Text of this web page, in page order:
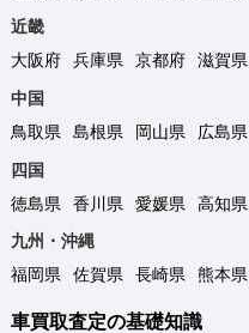
近畿
大阪府
兵庫県 京都府 滋賀県
中国
鳥取県
島根県 岡山県 広島県
四国
徳島県
香川県 愛媛県
高知県
九州・沖縄
福岡県
佐賀県 長崎県 熊本県
車買取査定の基礎知識